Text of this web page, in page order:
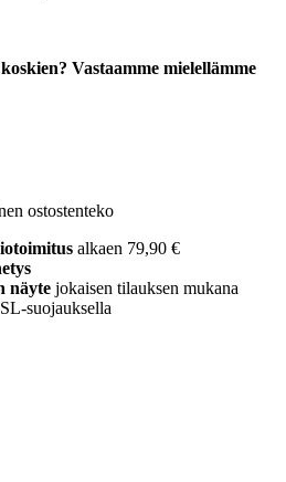
Vastaamme mielellämme
ostostenteko
alkaen 79,90 €
näyte jokaisen tilauksen mukana
suojauksella